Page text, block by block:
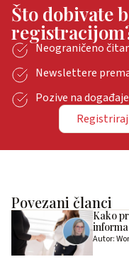
Što dobivate
Neograničeno
Newslettere
Pozive na
Povezani članci
Kako
Autor: